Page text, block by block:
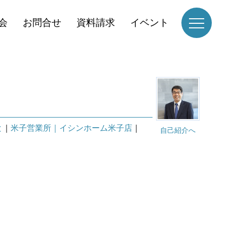
お問合せ 資料請求 イベント
自己紹介へ
米子営業所｜イシンホーム米子店